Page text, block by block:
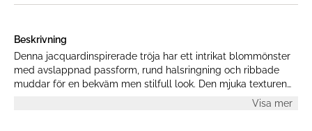
Beskrivning
Denna jacquardinspirerade tröja har ett intrikat blommönster
med avslappnad passform, rund halsringning och ribbade
muddar för en bekväm men stilfull look. Den mjuka texturen
Visa mer